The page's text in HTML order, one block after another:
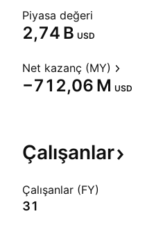
Piyasa değeri
‪2,74 B‬ USD
Net kazanç (MY)
‪−712,06 M‬ USD
Çalışanlar
Çalışanlar (FY)
31